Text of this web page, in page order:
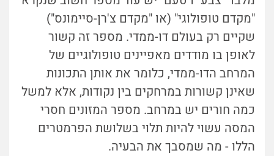
"מקדם טופולוגי" (או "מקדם צ'רן-סיימונס")
שקיים רק בעולם דו-ממדי. מספר זה קשור
לאופן בו מודדים מאפיינים טופולוגיים של
המרחב הדו-ממדי, כלומר את אותן התכונות
שאינן קשורות במרחקים בין נקודות, אלא למשל
כמה חורים יש במרחב. מספר המזונים חסרי
המסה עשוי להיות תלוי בשלושת הפרמטרים
הללו - מה שמסבך את הבעיה.